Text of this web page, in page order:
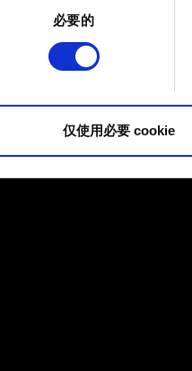
部分需要使用 Cookies 的是为
网站将更好地服务于您。例如
您可以在下面的"设置"菜单中
必要的
仅使用必要 cookie